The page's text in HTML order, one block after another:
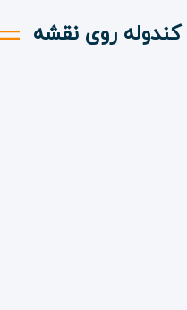
کندوله روی نقشه